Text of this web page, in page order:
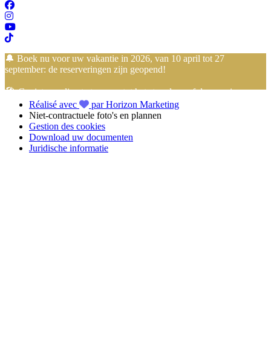
🔔 Boek nu voor uw vakantie in 2026, van 10 april tot 27
september: de reserveringen zijn geopend!
🏖️ Geniet van directe toegang tot het strand vanaf de camping…
vakantie met de voeten in het zand begint hier!
📢 Profiteer van debetaling in 4 termijnen zonder kosten
FLOA Bankom uwvakantie in de Vendée
Mahanagerust te reserveren!
Réalisé avec
par Horizon Marketing
Niet-contractuele foto's en plannen
Gestion des cookies
Download uw documenten
Juridische informatie